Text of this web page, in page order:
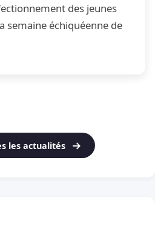
des jeunes
semaine échiquéenne de
les actualités